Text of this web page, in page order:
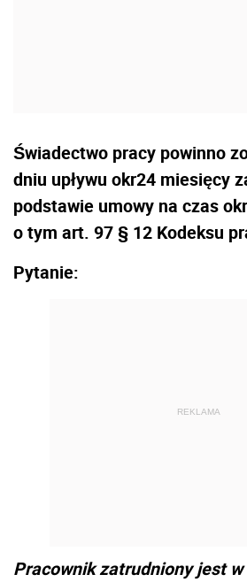
Świadectwo pracy powinno
dniu upływu okr24 miesięcy
podstawie umowy na czas
o tym art. 97 § 12 Kodeksu
Pytanie:
REKLAMA
Pracownik zatrudniony jest w